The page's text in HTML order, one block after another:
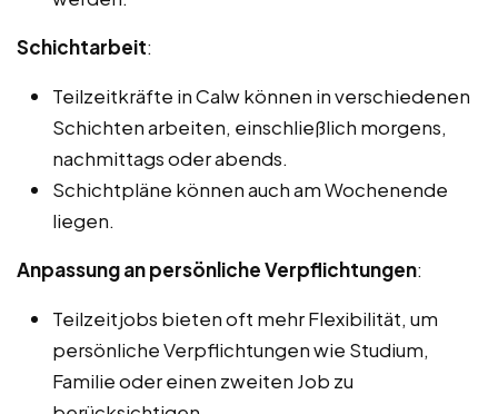
Schichtarbeit:
Teilzeitkräfte in Calw können in verschiedenen
Schichten arbeiten, einschließlich morgens,
nachmittags oder abends.
Schichtpläne können auch am Wochenende
liegen.
Anpassung an persönliche Verpflichtungen:
Teilzeitjobs bieten oft mehr Flexibilität, um
persönliche Verpflichtungen wie Studium,
Familie oder einen zweiten Job zu